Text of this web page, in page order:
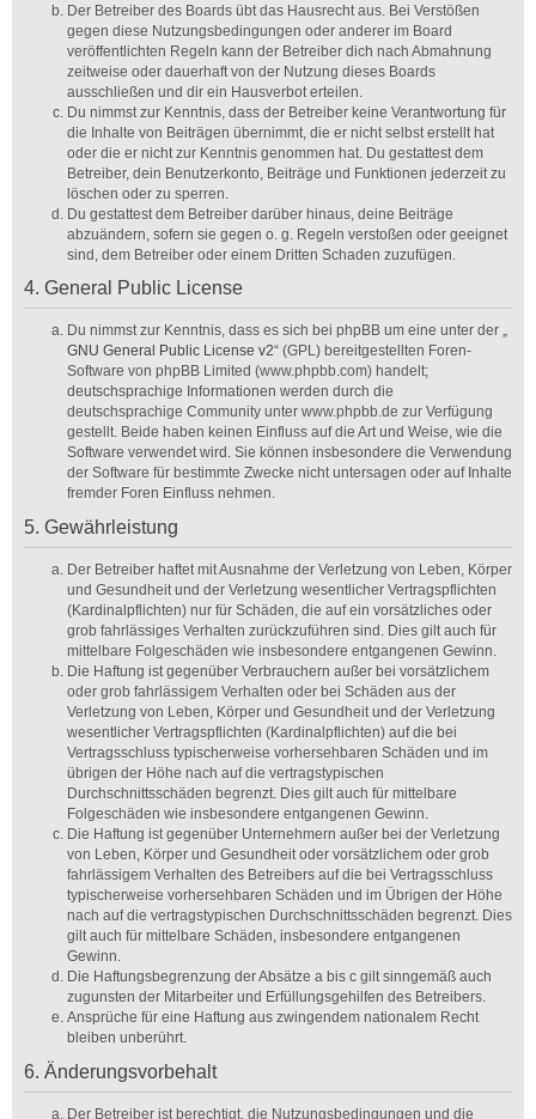
Der Betreiber des Boards übt das Hausrecht aus. Bei Verstößen
gegen diese Nutzungsbedingungen oder anderer im Board
veröffentlichten Regeln kann der Betreiber dich nach Abmahnung
zeitweise oder dauerhaft von der Nutzung dieses Boards
ausschließen und dir ein Hausverbot erteilen.
Du nimmst zur Kenntnis, dass der Betreiber keine Verantwortung für
die Inhalte von Beiträgen übernimmt, die er nicht selbst erstellt hat
oder die er nicht zur Kenntnis genommen hat. Du gestattest dem
Betreiber, dein Benutzerkonto, Beiträge und Funktionen jederzeit zu
löschen oder zu sperren.
Du gestattest dem Betreiber darüber hinaus, deine Beiträge
abzuändern, sofern sie gegen o. g. Regeln verstoßen oder geeignet
sind, dem Betreiber oder einem Dritten Schaden zuzufügen.
4. General Public License
Du nimmst zur Kenntnis, dass es sich bei phpBB um eine unter der „
GNU General Public License v2“ (GPL) bereitgestellten Foren-
Software von phpBB Limited (www.phpbb.com) handelt;
deutschsprachige Informationen werden durch die
deutschsprachige Community unter www.phpbb.de zur Verfügung
gestellt. Beide haben keinen Einfluss auf die Art und Weise, wie die
Software verwendet wird. Sie können insbesondere die Verwendung
der Software für bestimmte Zwecke nicht untersagen oder auf Inhalte
fremder Foren Einfluss nehmen.
5. Gewährleistung
Der Betreiber haftet mit Ausnahme der Verletzung von Leben, Körper
und Gesundheit und der Verletzung wesentlicher Vertragspflichten
(Kardinalpflichten) nur für Schäden, die auf ein vorsätzliches oder
grob fahrlässiges Verhalten zurückzuführen sind. Dies gilt auch für
mittelbare Folgeschäden wie insbesondere entgangenen Gewinn.
Die Haftung ist gegenüber Verbrauchern außer bei vorsätzlichem
oder grob fahrlässigem Verhalten oder bei Schäden aus der
Verletzung von Leben, Körper und Gesundheit und der Verletzung
wesentlicher Vertragspflichten (Kardinalpflichten) auf die bei
Vertragsschluss typischerweise vorhersehbaren Schäden und im
übrigen der Höhe nach auf die vertragstypischen
Durchschnittsschäden begrenzt. Dies gilt auch für mittelbare
Folgeschäden wie insbesondere entgangenen Gewinn.
Die Haftung ist gegenüber Unternehmern außer bei der Verletzung
von Leben, Körper und Gesundheit oder vorsätzlichem oder grob
fahrlässigem Verhalten des Betreibers auf die bei Vertragsschluss
typischerweise vorhersehbaren Schäden und im Übrigen der Höhe
nach auf die vertragstypischen Durchschnittsschäden begrenzt. Dies
gilt auch für mittelbare Schäden, insbesondere entgangenen
Gewinn.
Die Haftungsbegrenzung der Absätze a bis c gilt sinngemäß auch
zugunsten der Mitarbeiter und Erfüllungsgehilfen des Betreibers.
Ansprüche für eine Haftung aus zwingendem nationalem Recht
bleiben unberührt.
6. Änderungsvorbehalt
Der Betreiber ist berechtigt, die Nutzungsbedingungen und die